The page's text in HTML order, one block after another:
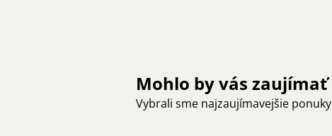
Mohlo by vás zaujímať
Vybrali sme najzaujímavejšie ponuky